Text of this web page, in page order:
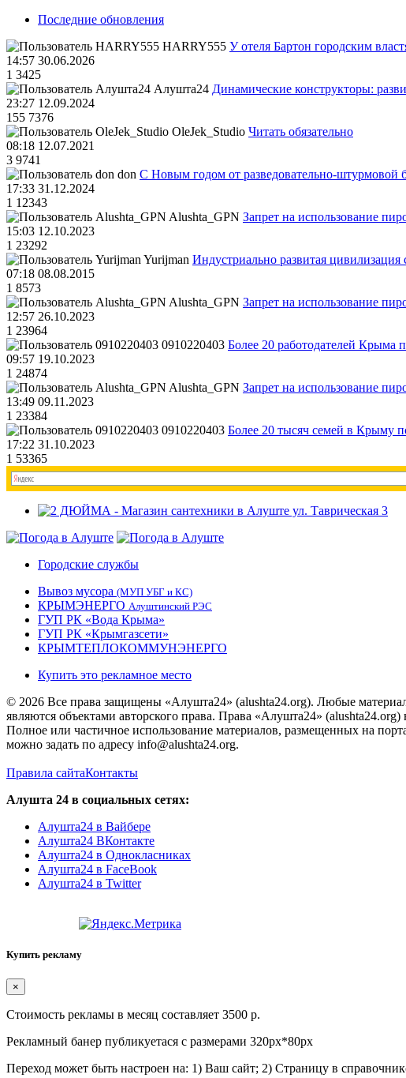
Последние обновления
HARRY555 У отеля Бартон городским
14:57 30.06.2026
1 3425
Алушта24 Динамические конструкторы:
23:27 12.09.2024
155 7376
OleJek_Studio Читать обязательно
08:18 12.07.2021
3 9741
don С Новым годом от разведовательно-
17:33 31.12.2024
1 12343
Alushta_GPN Запрет на использование
15:03 12.10.2023
1 23292
Yurijman Индустриально развитая цивилизация
07:18 08.08.2015
1 8573
Alushta_GPN Запрет на использование
12:57 26.10.2023
1 23964
0910220403 Более 20 работодателей Крыма
09:57 19.10.2023
1 24874
Alushta_GPN Запрет на использование
13:49 09.11.2023
1 23384
0910220403 Более 20 тысяч семей в Крыму
17:22 31.10.2023
1 53365
Городские службы
Вывоз мусора (МУП УБГ и КС)
КРЫМЭНЕРГО Алуштинский РЭС
ГУП РК «Вода Крыма»
ГУП РК «Крымгазсети»
КРЫМТЕПЛОКОММУНЭНЕРГО
Купить это рекламное место
© 2026 Все права защищены «Алушта24» (alushta24.org). Любые
являются объектами авторского права. Права «Алушта24»
Полное или частичное использование материалов, размещенных на
можно задать по адресу info@alushta24.org.
Правила сайтаКонтакты
Алушта 24 в социальных сетях:
Алушта24 в Вайбере
Алушта24 ВКонтакте
Алушта24 в Однокласниках
Алушта24 в FaceBook
Алушта24 в Twitter
Купить рекламу
×
Стоимость рекламы в месяц составляет 3500 р.
Рекламный банер публикуетася с размерами 320px*80px
Переход может быть настроен на: 1) Ваш сайт; 2) Страницу в